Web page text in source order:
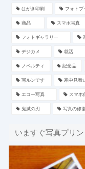
はがき印刷 フォトブ
商品 スマホ写真
フォトギャラリー
デジカメ 就活
ノベルティ 記念品
写ルンです 寒中見舞
エコー写真 スマホ
鬼滅の刃 写真の修復
いますぐ写真プリ